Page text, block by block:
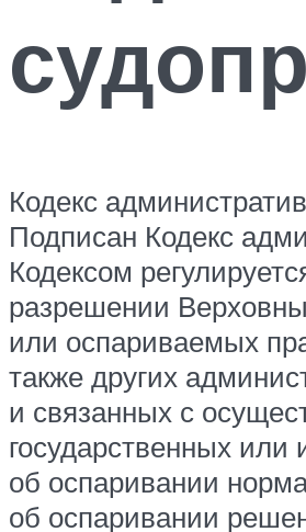
Кодекс
Подписан Кодекс
Кодексом
разрешении
или оспариваемых
также других
и связанных с
государственных
об оспаривании
об оспаривании